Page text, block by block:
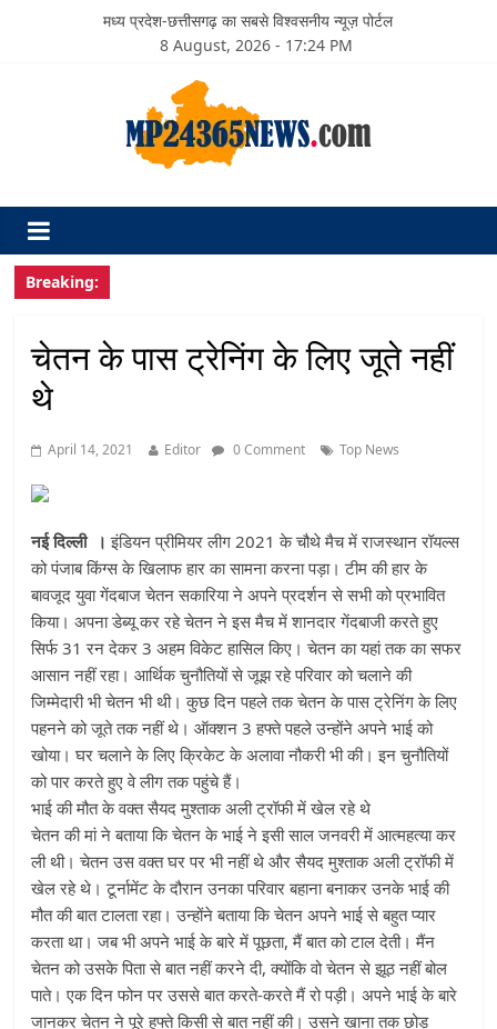
मध्य प्रदेश-छत्तीसगढ़ का सबसे विश्वसनीय न्यूज़ पोर्टल
8 August, 2026 - 17:24 PM
Breaking:
चेतन के पास ट्रेनिंग के लिए जूते नहीं
थे
April 14, 2021 Editor 0 Comment Top News
नई दिल्ली । इंडियन प्रीमियर लीग 2021 के चौथे मैच में राजस्थान रॉयल्स
को पंजाब किंग्स के खिलाफ हार का सामना करना पड़ा। टीम की हार के
बावजूद युवा गेंदबाज चेतन सकारिया ने अपने प्रदर्शन से सभी को प्रभावित
किया। अपना डेब्यू कर रहे चेतन ने इस मैच में शानदार गेंदबाजी करते हुए
सिर्फ 31 रन देकर 3 अहम विकेट हासिल किए। चेतन का यहां तक का सफर
आसान नहीं रहा। आर्थिक चुनौतियों से जूझ रहे परिवार को चलाने की
जिम्मेदारी भी चेतन भी थी। कुछ दिन पहले तक चेतन के पास ट्रेनिंग के लिए
पहनने को जूते तक नहीं थे। ऑक्शन 3 हफ्ते पहले उन्होंने अपने भाई को
खोया। घर चलाने के लिए क्रिकेट के अलावा नौकरी भी की। इन चुनौतियों
को पार करते हुए वे लीग तक पहुंचे हैं।
भाई की मौत के वक्त सैयद मुश्ताक अली ट्रॉफी में खेल रहे थे
चेतन की मां ने बताया कि चेतन के भाई ने इसी साल जनवरी में आत्महत्या कर
ली थी। चेतन उस वक्त घर पर भी नहीं थे और सैयद मुश्ताक अली ट्रॉफी में
खेल रहे थे। टूर्नामेंट के दौरान उनका परिवार बहाना बनाकर उनके भाई की
मौत की बात टालता रहा। उन्होंने बताया कि चेतन अपने भाई से बहुत प्यार
करता था। जब भी अपने भाई के बारे में पूछता, मैं बात को टाल देती। मैंन
चेतन को उसके पिता से बात नहीं करने दी, क्योंकि वो चेतन से झूठ नहीं बोल
पाते। एक दिन फोन पर उससे बात करते-करते मैं रो पड़ी। अपने भाई के बारे
जानकर चेतन ने पूरे हफ्ते किसी से बात नहीं की। उसने खाना तक छोड़